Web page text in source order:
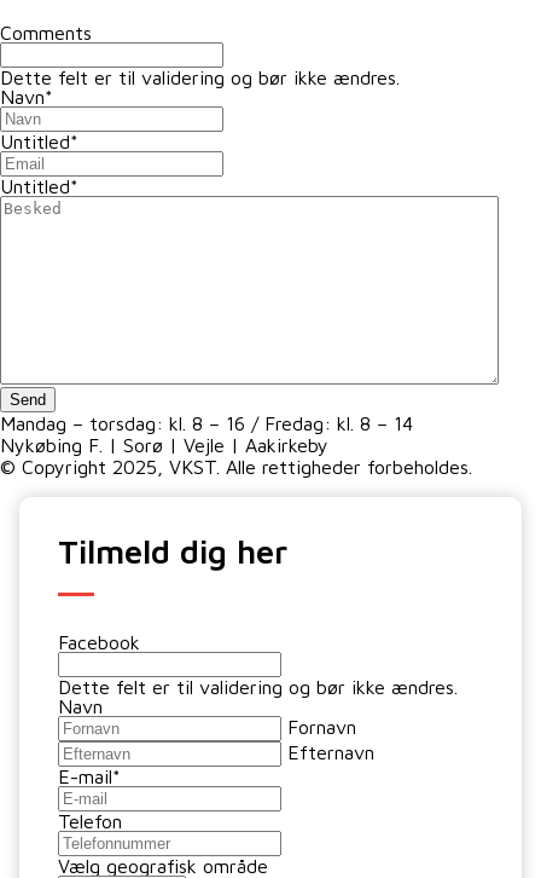
Comments
Dette felt er til validering og bør ikke ændres.
Navn*
Untitled*
Untitled*
Send
Mandag – torsdag: kl. 8 – 16 / Fredag: kl. 8 – 14
Nykøbing F. | Sorø | Vejle | Aakirkeby
© Copyright 2025, VKST. Alle rettigheder forbeholdes.
Tilmeld dig her
Facebook
Dette felt er til validering og bør ikke ændres.
Navn
Fornavn
Efternavn
E-mail*
Telefon
Vælg geografisk område